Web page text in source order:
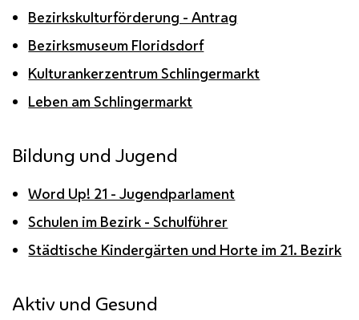
Bezirkskulturförderung - Antrag
Bezirksmuseum Floridsdorf
Kulturankerzentrum Schlingermarkt
Leben am Schlingermarkt
Bildung und Jugend
Word Up! 21 - Jugendparlament
Schulen im Bezirk - Schulführer
Städtische Kindergärten und Horte im 21. Bezirk
Aktiv und Gesund